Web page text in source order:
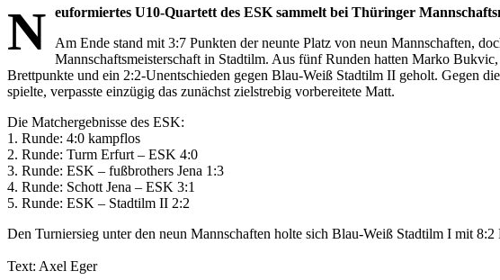
N euformiertes U10-Quartett des ESK sammelt bei Thüringer
Am Ende stand mit 3:7 Punkten der neunte Platz von neun Mannschaften,
Mannschaftsmeisterschaft in Stadtilm. Aus fünf Runden hatten Marko
Brettpunkte und ein 2:2-Unentschieden gegen Blau-Weiß Stadtilm II geholt. Gegen
spielte, verpasste einzügig das zunächst zielstrebig vorbereitete Matt.
Die Matchergebnisse des ESK:
1. Runde: 4:0 kampflos
2. Runde: Turm Erfurt – ESK 4:0
3. Runde: ESK – fußbrothers Jena 1:3
4. Runde: Schott Jena – ESK 3:1
5. Runde: ESK – Stadtilm II 2:2
Den Turniersieg unter den neun Mannschaften holte sich Blau-Weiß Stadtilm I mit
Text: Axel Eger